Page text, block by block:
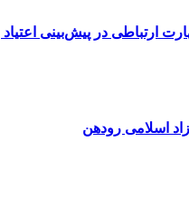
ارتباطی در پیش‌بینی
اسلامی رودهن